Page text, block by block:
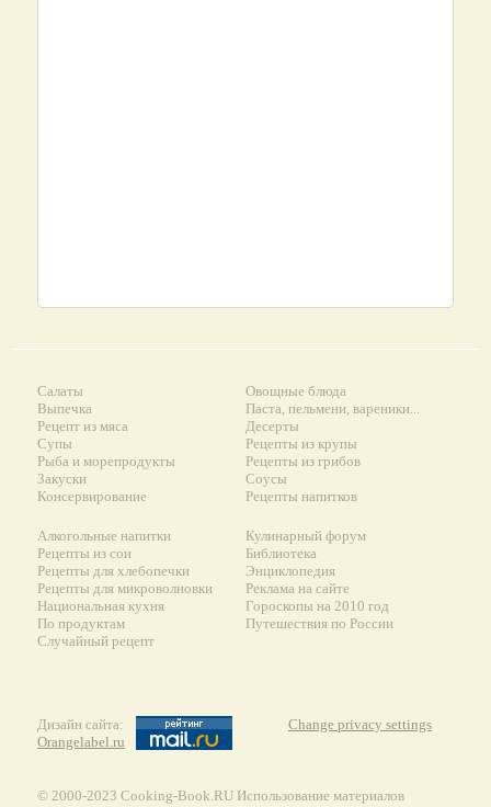
Салаты
Выпечка
Рецепт из мяса
Супы
Рыба и морепродукты
Закуски
Консервирование
Овощные блюда
Паста, пельмени, вареники...
Десерты
Рецепты из крупы
Рецепты из грибов
Соусы
Рецепты напитков
Алкогольные напитки
Рецепты из сои
Рецепты для хлебопечки
Рецепты для микроволновки
Национальная кухня
По продуктам
Случайный рецепт
Кулинарный форум
Библиотека
Энциклопедия
Реклама на сайте
Гороскопы на 2010 год
Путешествия по России
Дизайн сайта:
Orangelabel.ru
Change privacy settings
© 2000-2023 Сooking-Book.RU Использование материалов